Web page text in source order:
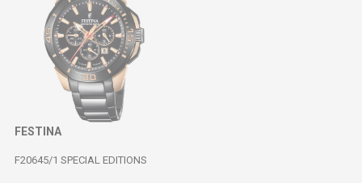
FESTINA
F20645/1 SPECIAL EDITIONS